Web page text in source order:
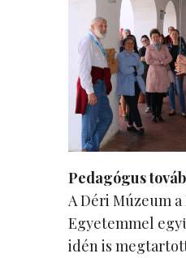
Pedagógus
A Déri Múzeum
Egyetemmel
idén is